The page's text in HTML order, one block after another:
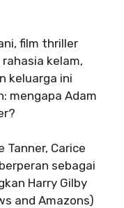
film thriller
kelam,
keluarga ini
mengapa Adam
Tanner, Carice
sebagai
Harry Gilby
and Amazons)